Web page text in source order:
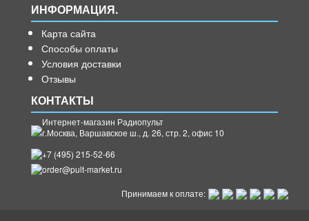
ИНФОРМАЦИЯ.
Карта сайта
Способы оплаты
Условия доставки
Отзывы
КОНТАКТЫ
Интернет-магазин Радиопульт
г.Москва, Варшавское ш., д. 26, стр. 2, офис 10
+7 (495) 215-52-66
order@pult-market.ru
Принимаем к оплате: